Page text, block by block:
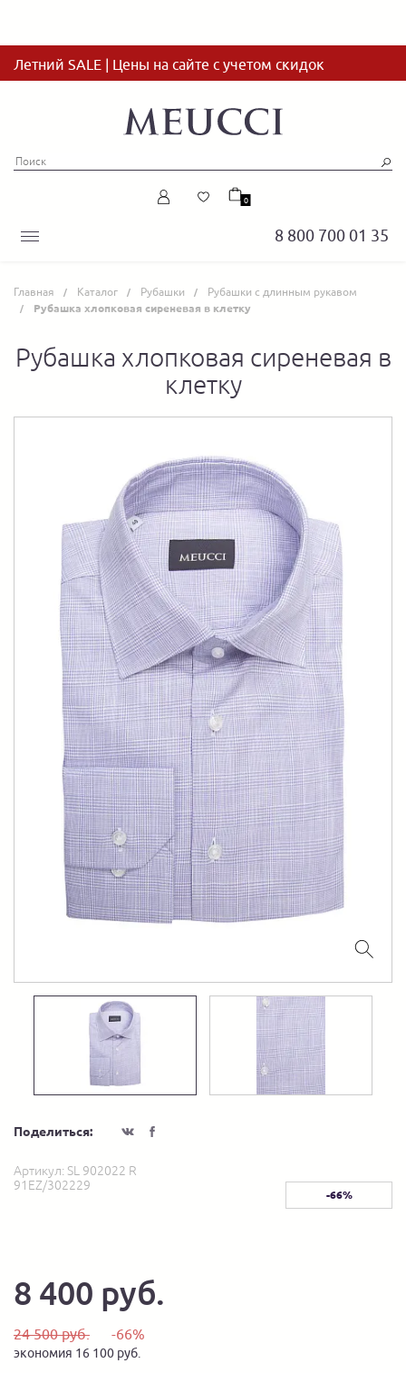
Летний SALE | Цены на сайте с учетом скидок
8 800 700 01 35
0
Главная Каталог Рубашки Рубашки с длинным рукавом
Рубашка хлопковая сиреневая в клетку
Рубашка хлопковая сиреневая в
клетку
Поделиться:
Артикул: SL 902022 R
91EZ/302229
-66%
8 400 руб.
24 500 руб. -66%
экономия 16 100 руб.